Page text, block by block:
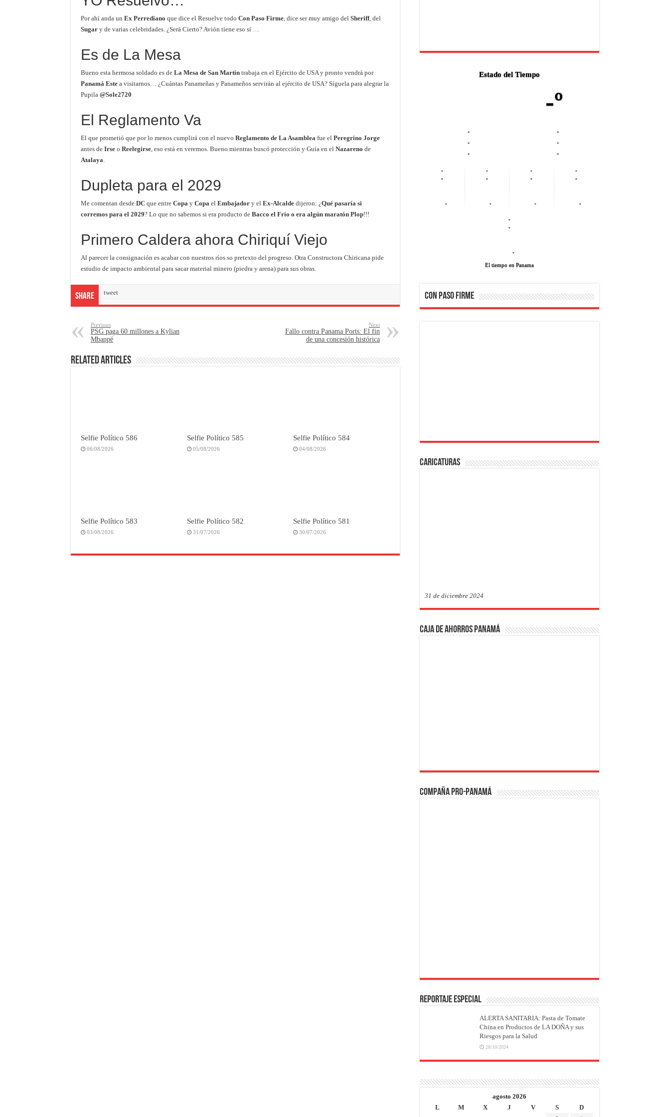
Por ahí anda un Ex Perrediano que dice el Resuelve todo Con Paso Firme, dice ser muy amigo del Sheriff, del
Sugar y de varias celebridades. ¿Será Cierto? Avión tiene eso sí …
Es de La Mesa
Bueno esta hermosa soldado es de La Mesa de San Martin trabaja en el Ejército de USA y pronto vendrá por
Panamá Este a visitarnos… ¿Cuántas Panameñas y Panameños servirán al ejército de USA? Síguela para alegrar la
Pupila @Sole2720
El Reglamento Va
El que prometió que por lo menos cumplirá con el nuevo Reglamento de La Asamblea fue el Peregrino Jorge
antes de Irse o Reelegirse, eso está en veremos. Bueno mientras buscó protección y Guía en el Nazareno de
Atalaya.
Dupleta para el 2029
Me comentan desde DC que entre Copa y Copa el Embajador y el Ex-Alcalde dijeron: ¿Qué pasaría si
corremos para el 2029? Lo que no sabemos si era producto de Bacco el Frío o era algún maratón Plop!!!
Primero Caldera ahora Chiriquí Viejo
Al parecer la consignación es acabar con nuestros ríos so pretexto del progreso. Otra Constructora Chiricana pide
estudio de impacto ambiental para sacar material minero (piedra y arena) para sus obras.
Share tweet
Previous
PSG paga 60 millones a Kylian
Mbappé
Next
Fallo contra Panama Ports: El fin
de una concesión histórica
Related Articles
Selfie Político 586
06/08/2026
Selfie Político 585
05/08/2026
Selfie Político 584
04/08/2026
Selfie Político 583
03/08/2026
Selfie Político 582
31/07/2026
Selfie Político 581
30/07/2026
Estado del Tiempo
-º
-
-
-
-
-
-
-
-
-
-
-
-
-
-
-
-
-
-
-
-
-
El tiempo en Panama
CON PASO FIRME
Caricaturas
31 de diciembre 2024
Caja de Ahorros Panamá
Compaña PRO-Panamá
REPORTAJE ESPECIAL
ALERTA SANITARIA: Pasta de Tomate
China en Productos de LA DOÑA y sus
Riesgos para la Salud
28/10/2024
agosto 2026
L
M X J V S
D